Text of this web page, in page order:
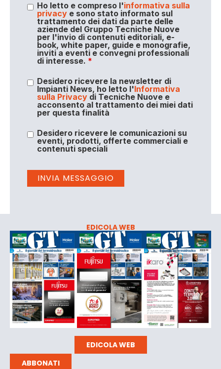
Ho letto e compreso l'informativa sulla
privacye sono stato informato sul
trattamento dei dati da parte delle
aziende del Gruppo Tecniche Nuove
per l'invio di contenuti editoriali, e-
book, white paper, guide e monografie,
inviti a eventi e convegni professionali
di interesse. *
Desidero ricevere la newsletter di
Impianti News, ho letto l'Informativa
sulla Privacydi Tecniche Nuove e
acconsento al trattamento dei miei dati
per questa finalità
Desidero ricevere le comunicazioni su
eventi, prodotti, offerte commerciali e
contenuti speciali
EDICOLA WEB
EDICOLA WEB
ABBONATI